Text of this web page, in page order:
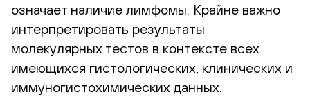
означает наличие лимфомы. Крайне важно
интерпретировать результаты
молекулярных тестов в контексте всех
имеющихся гистологических, клинических и
иммуногистохимических данных.